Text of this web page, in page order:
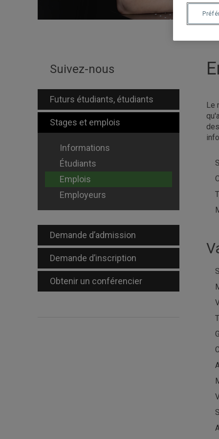
Suivez-nous
Futurs étudiants, étudiants
Stages et emplois
Informations
Étudiants
Emplois
Employeurs
Demande d’admission
Demande d’inscription
Obtenir un conférencier
Le